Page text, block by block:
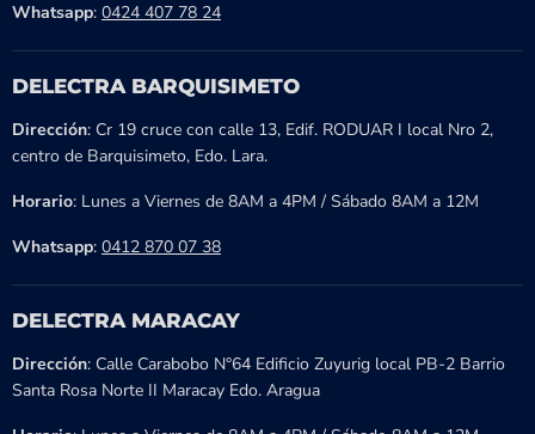
Whatsapp: 0424 407 78 24
DELECTRA BARQUISIMETO
Dirección: Cr 19 cruce con calle 13, Edif. RODUAR I local Nro 2,
centro de Barquisimeto, Edo. Lara.
Horario: Lunes a Viernes de 8AM a 4PM / Sábado 8AM a 12M
Whatsapp: 0412 870 07 38
DELECTRA MARACAY
Dirección: Calle Carabobo N°64 Edificio Zuyurig local PB-2 Barrio
Santa Rosa Norte II Maracay Edo. Aragua